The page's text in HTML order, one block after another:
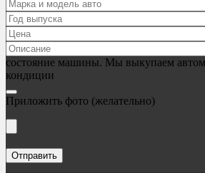
состояние машины. Мы выкупаем
кондиции
Приложить фото (желательно)